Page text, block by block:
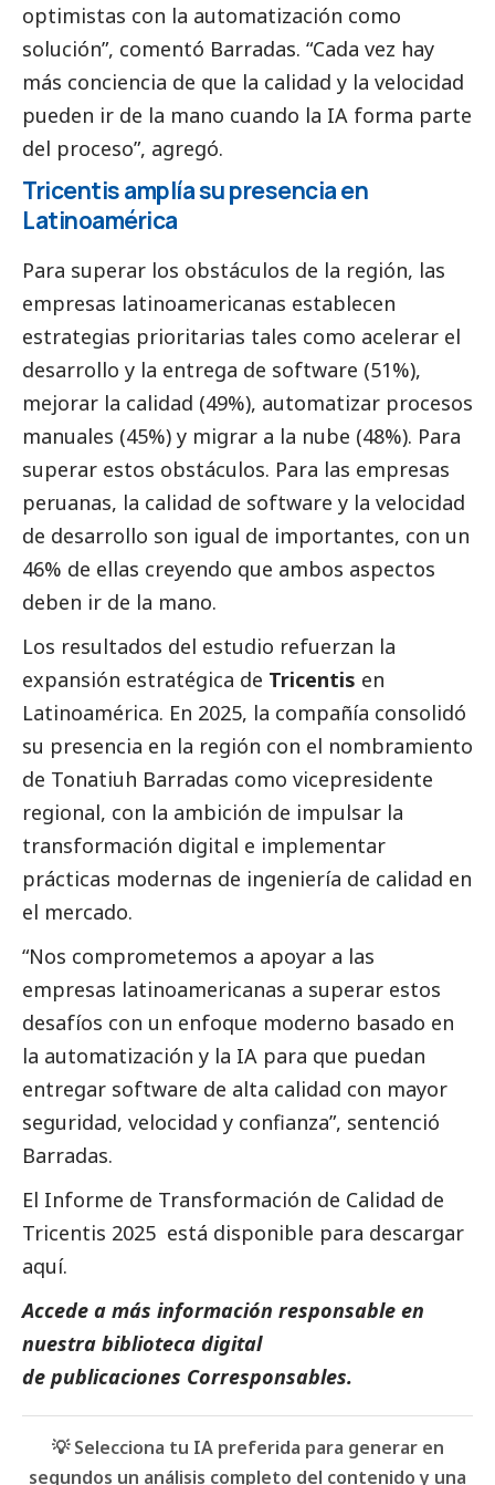
optimistas con la automatización como
solución”, comentó Barradas. “Cada vez hay
más conciencia de que la calidad y la velocidad
pueden ir de la mano cuando la IA forma parte
del proceso”, agregó.
Tricentis amplía su presencia en
Latinoamérica
Para superar los obstáculos de la región, las
empresas latinoamericanas establecen
estrategias prioritarias tales como acelerar el
desarrollo y la entrega de software (51%),
mejorar la calidad (49%), automatizar procesos
manuales (45%) y migrar a la nube (48%). Para
superar estos obstáculos. Para las empresas
peruanas, la calidad de software y la velocidad
de desarrollo son igual de importantes, con un
46% de ellas creyendo que ambos aspectos
deben ir de la mano.
Los resultados del estudio refuerzan la
expansión estratégica de Tricentis en
Latinoamérica. En 2025, la compañía consolidó
su presencia en la región con el nombramiento
de Tonatiuh Barradas como vicepresidente
regional, con la ambición de impulsar la
transformación digital e implementar
prácticas modernas de ingeniería de calidad en
el mercado.
“Nos comprometemos a apoyar a las
empresas latinoamericanas a superar estos
desafíos con un enfoque moderno basado en
la automatización y la IA para que puedan
entregar software de alta calidad con mayor
seguridad, velocidad y confianza”, sentenció
Barradas.
El Informe de Transformación de Calidad de
Tricentis 2025 está disponible para descargar
aquí.
Accede a más información responsable en
nuestra biblioteca digital
de publicaciones Corresponsables.
💡 Selecciona tu IA preferida para generar en
segundos un análisis completo del contenido y una